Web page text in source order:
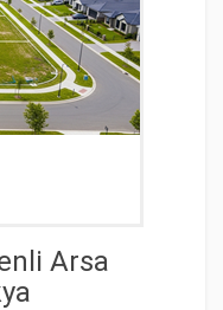
Arsa